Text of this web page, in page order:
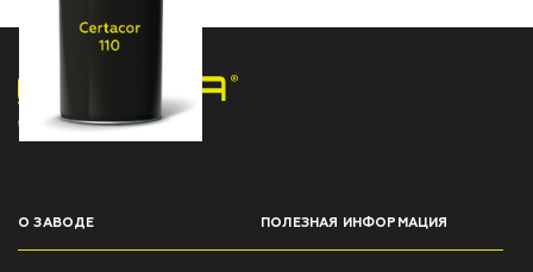
НПП «СПЕКТР» ЗАВОД ЛАКОКРАСОЧНЫХ МАТЕРИАЛОВ
О ЗАВОДЕ ПОЛЕЗНАЯ ИНФОРМАЦИЯ